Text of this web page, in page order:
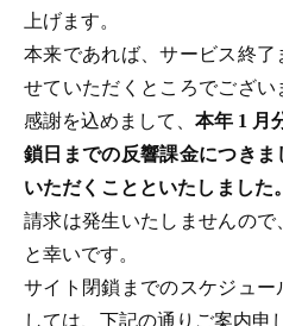
上げます。
本来であれば、サービス終了
せていただくところでござ
感謝を込めまして、 本年 1 月
鎖日までの反響課金につき
いただくことといたしました
請求は発生いたしませんの
と幸いです。
サイト閉鎖までのスケジュー
しては、下記の通りご案内申